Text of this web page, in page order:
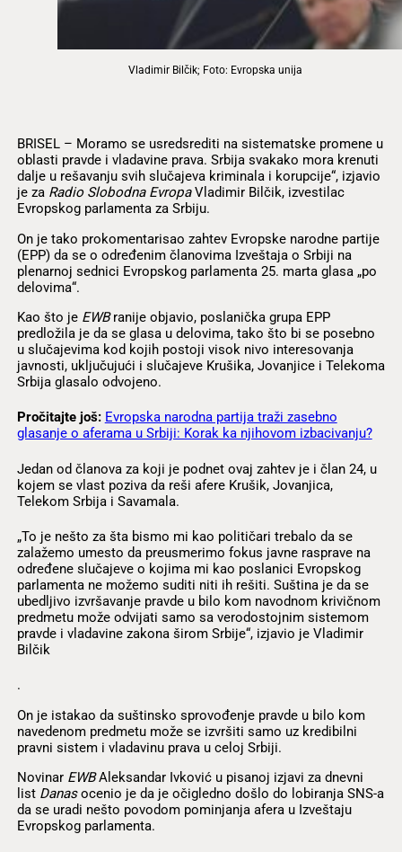
Vladimir Bilčik; Foto: Evropska unija
BRISEL – Moramo se usredsrediti na sistematske promene u
oblasti pravde i vladavine prava. Srbija svakako mora krenuti
dalje u rešavanju svih slučajeva kriminala i korupcije“, izjavio
je za Radio Slobodna EvropaVladimir Bilčik, izvestilac
Evropskog parlamenta za Srbiju.
On je tako prokomentarisao zahtev Evropske narodne partije
(EPP) da se o određenim članovima Izveštaja o Srbiji na
plenarnoj sednici Evropskog parlamenta 25. marta glasa „po
delovima“.
Kao što je EWBranije objavio, poslanička grupa EPP
predložila je da se glasa u delovima, tako što bi se posebno
u slučajevima kod kojih postoji visok nivo interesovanja
javnosti, uključujući i slučajeve Krušika, Jovanjice i Telekoma
Srbija glasalo odvojeno.
Pročitajte još: Evropska narodna partija traži zasebno
glasanje o aferama u Srbiji: Korak ka njihovom izbacivanju?
Jedan od članova za koji je podnet ovaj zahtev je i član 24, u
kojem se vlast poziva da reši afere Krušik, Jovanjica,
Telekom Srbija i Savamala.
„To je nešto za šta bismo mi kao političari trebalo da se
zalažemo umesto da preusmerimo fokus javne rasprave na
određene slučajeve o kojima mi kao poslanici Evropskog
parlamenta ne možemo suditi niti ih rešiti. Suština je da se
ubedljivo izvršavanje pravde u bilo kom navodnom krivičnom
predmetu može odvijati samo sa verodostojnim sistemom
pravde i vladavine zakona širom Srbije“, izjavio je Vladimir
Bilčik
.
On je istakao da suštinsko sprovođenje pravde u bilo kom
navedenom predmetu može se izvršiti samo uz kredibilni
pravni sistem i vladavinu prava u celoj Srbiji.
Novinar EWBAleksandar Ivković u pisanoj izjavi za dnevni
list Danasocenio je da je očigledno došlo do lobiranja SNS-a
da se uradi nešto povodom pominjanja afera u Izveštaju
Evropskog parlamenta.